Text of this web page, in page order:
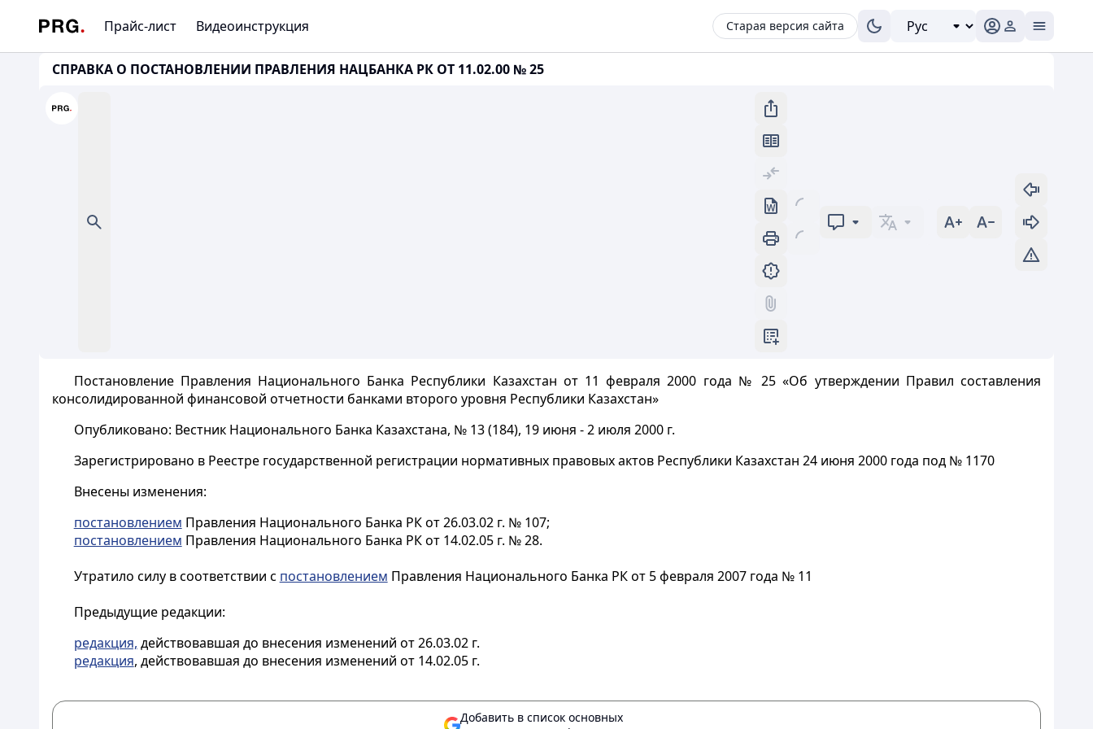
Прайс-лист Видеоинструкция Старая версия сайта
СПРАВКА О ПОСТАНОВЛЕНИИ ПРАВЛЕНИЯ НАЦБАНКА РК ОТ 11.02.00 № 25
Постановление Правления Национального Банка Республики Казахстан от 11 февраля 2000 года № 25 «Об утверждении Правил составления
консолидированной финансовой отчетности банками второго уровня Республики Казахстан»
Опубликовано: Вестник Национального Банка Казахстана, № 13 (184), 19 июня - 2 июля 2000 г.
Зарегистрировано в Реестре государственной регистрации нормативных правовых актов Республики Казахстан 24 июня 2000 года под № 1170
Внесены изменения:
постановлением Правления Национального Банка РК от 26.03.02 г. № 107;
постановлением Правления Национального Банка РК от 14.02.05 г. № 28.
Утратило силу в соответствии с постановлением Правления Национального Банка РК от 5 февраля 2007 года № 11
Предыдущие редакции:
редакция, действовавшая до внесения изменений от 26.03.02 г.
редакция, действовавшая до внесения изменений от 14.02.05 г.
Добавить в список основных